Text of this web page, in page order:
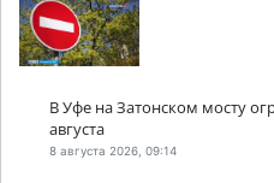
В Уфе на Затонском мосту
августа
8 августа 2026, 09:14